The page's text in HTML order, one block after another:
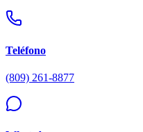
Teléfono
(809) 261-8877